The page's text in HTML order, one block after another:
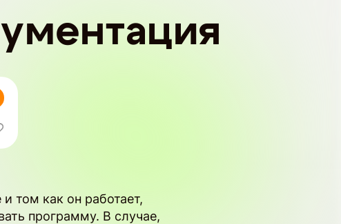
том как он работает,
программу. В случае,